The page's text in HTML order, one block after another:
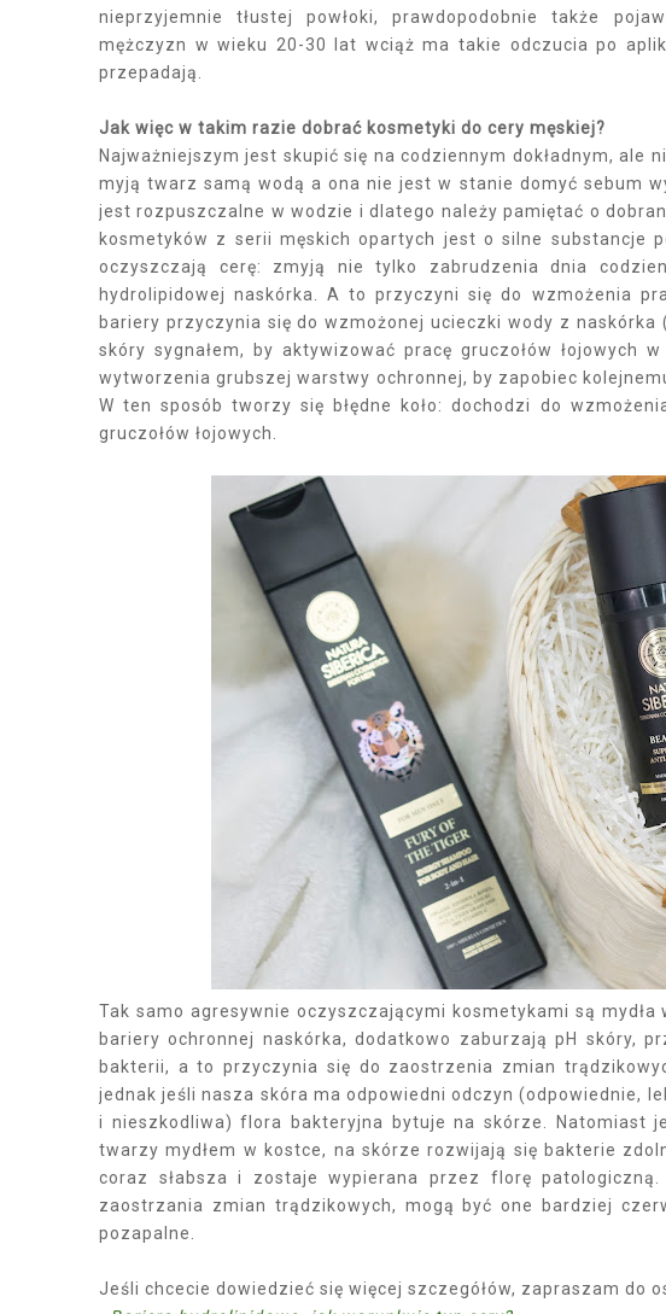
nieprzyjemnie tłustej powłoki, prawdopodobnie także
mężczyzn w wieku 20-30 lat wciąż ma takie odczucia po
przepadają.
Jak więc w takim razie dobrać kosmetyki do cery męskiej?
Najważniejszym jest skupić się na codziennym dokładnym, ale
myją twarz samą wodą a ona nie jest w stanie domyć sebum
jest rozpuszczalne w wodzie i dlatego należy pamiętać o
kosmetyków z serii męskich opartych jest o silne substancje
oczyszczają cerę: zmyją nie tylko zabrudzenia dnia
hydrolipidowej naskórka. A to przyczyni się do wzmożenia
bariery przyczynia się do wzmożonej ucieczki wody z
skóry sygnałem, by aktywizować pracę gruczołów łojowych
wytworzenia grubszej warstwy ochronnej, by zapobiec
W ten sposób tworzy się błędne koło: dochodzi do
gruczołów łojowych.
Tak samo agresywnie oczyszczającymi kosmetykami są
bariery ochronnej naskórka, dodatkowo zaburzają pH skóry,
bakterii, a to przyczynia się do zaostrzenia zmian
jednak jeśli nasza skóra ma odpowiedni odczyn (odpowiednie,
i nieszkodliwa) flora bakteryjna bytuje na skórze. Natomiast
twarzy mydłem w kostce, na skórze rozwijają się bakterie
coraz słabsza i zostaje wypierana przez florę
zaostrzania zmian trądzikowych, mogą być one bardziej
pozapalne.
Jeśli chcecie dowiedzieć się więcej szczegółów, zapraszam do